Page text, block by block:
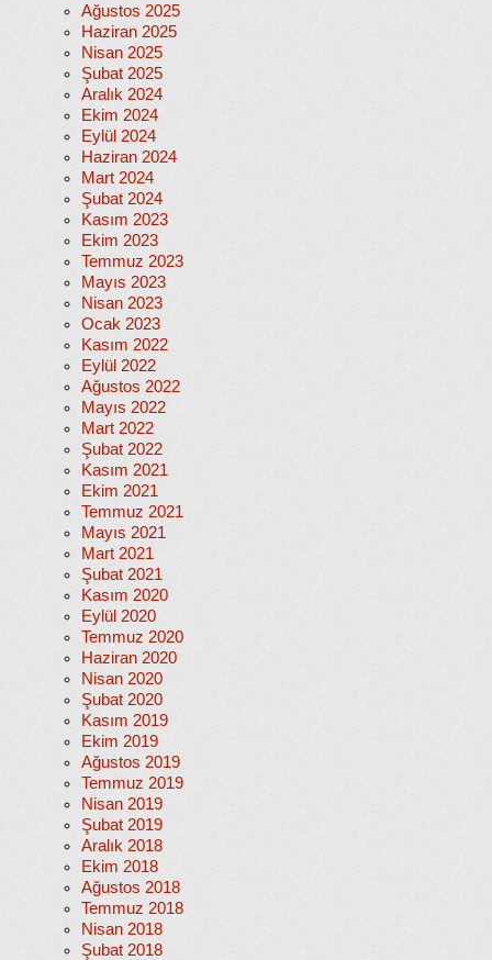
Ağustos 2025
Haziran 2025
Nisan 2025
Şubat 2025
Aralık 2024
Ekim 2024
Eylül 2024
Haziran 2024
Mart 2024
Şubat 2024
Kasım 2023
Ekim 2023
Temmuz 2023
Mayıs 2023
Nisan 2023
Ocak 2023
Kasım 2022
Eylül 2022
Ağustos 2022
Mayıs 2022
Mart 2022
Şubat 2022
Kasım 2021
Ekim 2021
Temmuz 2021
Mayıs 2021
Mart 2021
Şubat 2021
Kasım 2020
Eylül 2020
Temmuz 2020
Haziran 2020
Nisan 2020
Şubat 2020
Kasım 2019
Ekim 2019
Ağustos 2019
Temmuz 2019
Nisan 2019
Şubat 2019
Aralık 2018
Ekim 2018
Ağustos 2018
Temmuz 2018
Nisan 2018
Şubat 2018